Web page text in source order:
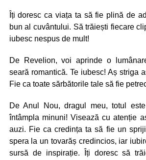
Îți doresc ca viața ta să fie plină de
bun al cuvântului. Să trăiești fiecare
iubesc nespus de mult!
De Revelion, voi aprinde o
seară romantică. Te iubesc! Aș striga
Fie ca toate sărbătorile tale să fie
De Anul Nou, dragul meu, totul
întâmpla minuni! Visează cu atenție
auzi. Fie ca credința ta să fie un
spera la un tovarăș credincios, iar
sursă de inspirație. Îți doresc să